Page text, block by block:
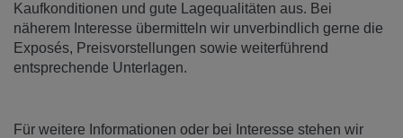
Kaufkonditionen und gute Lagequalitäten aus. Bei
näherem Interesse übermitteln wir unverbindlich gerne die
Exposés, Preisvorstellungen sowie weiterführend
entsprechende Unterlagen.
Für weitere Informationen oder bei Interesse stehen wir